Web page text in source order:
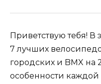
Приветствую тебя! В
7 лучших
городских и BMX на
особенности